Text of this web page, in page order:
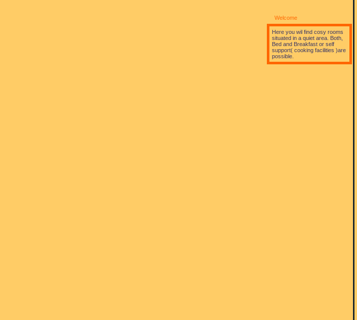
Welcome
Here you wil find cosy rooms
situated in a quiet area. Both,
Bed and Breakfast or self
support( cooking facilities )are
possible.